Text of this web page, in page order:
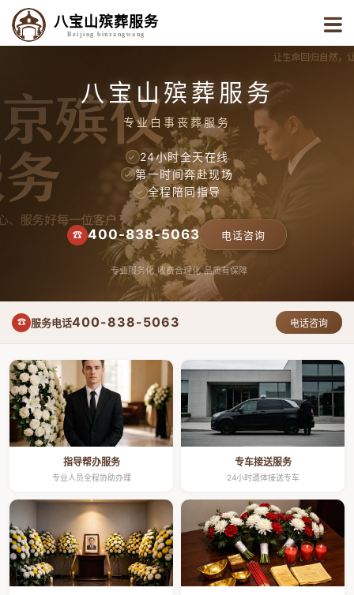
八宝山殡葬服务
Beijing binzangwang
八宝山殡葬服务
专业白事丧葬服务
✓ 24小时全天在线
✓ 第一时间奔赴现场
✓ 全程陪同指导
☎ 400-838-5063 电话咨询
专业服务化 收费合理化 品质有保障
☎ 服务电话400-838-5063 电话咨询
指导帮办服务
专业人员全程协助办理
专车接送服务
24小时遗体接送专车